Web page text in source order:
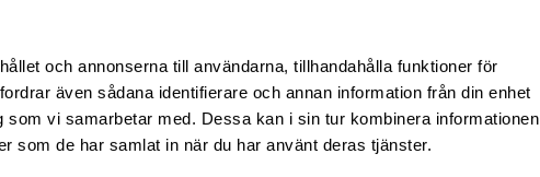
och annonserna till användarna, tillhandahålla funktioner för
även sådana identifierare och annan information från din enhet
vi samarbetar med. Dessa kan i sin tur kombinera informationen
som de har samlat in när du har använt deras tjänster.